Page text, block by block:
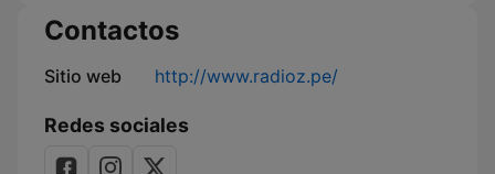
Contactos
Sitio web http://www.radioz.pe/
Redes sociales